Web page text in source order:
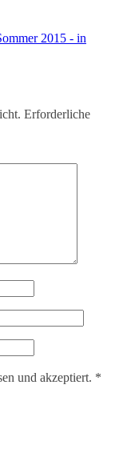
2015 - in
Erforderliche
und akzeptiert. *